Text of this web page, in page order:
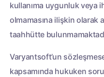
kullanıma uygunluk veya
olmamasına ilişkin olarak
taahhütte
Varyantsoft’un
kapsamında hukuken